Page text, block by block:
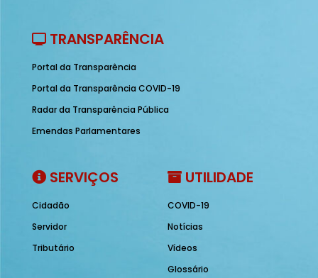
TRANSPARÊNCIA
Portal da Transparência
Portal da Transparência COVID-19
Radar da Transparência Pública
Emendas Parlamentares
SERVIÇOS
Cidadão
Servidor
Tributário
UTILIDADE
COVID-19
Notícias
Vídeos
Glossário